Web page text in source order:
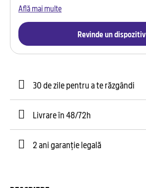
Află mai multe
Revinde un dispozitiv
30 de zile pentru a te răzgândi
Livrare în 48/72h
2 ani garanție legală